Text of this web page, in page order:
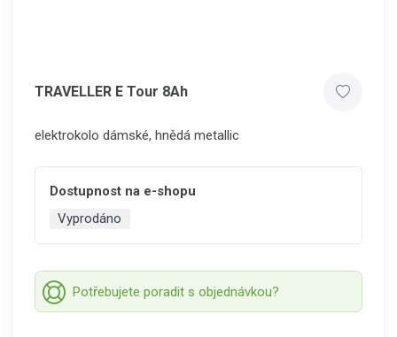
TRAVELLER E Tour 8Ah
elektrokolo dámské, hnědá metallic
Dostupnost na e-shopu
Vyprodáno
Potřebujete poradit s objednávkou?